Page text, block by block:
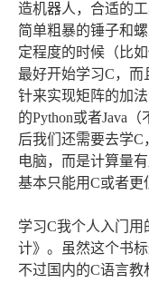
造机器人，合适的
简单粗暴的锤子和
定程度的时候（比
最好开始学习C，
针来实现矩阵的加
的Python或者Java
后我们还需要去学
电脑，而是计算量
基本只能用C或者更
学习C我个人入门
计》。虽然这个书
不过国内的C语言